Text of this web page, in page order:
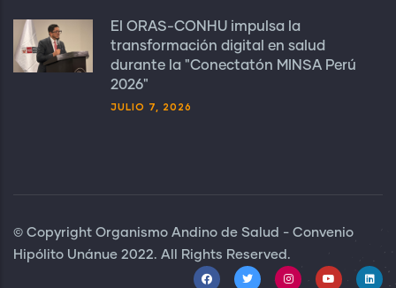
El ORAS-CONHU impulsa la
transformación digital en salud
durante la "Conectatón MINSA Perú
2026"
JULIO 7, 2026
© Copyright Organismo Andino de Salud - Convenio
Hipólito Unánue 2022. All Rights Reserved.